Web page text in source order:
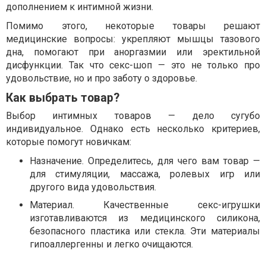
дополнением к интимной жизни.
Помимо этого, некоторые товары решают
медицинские вопросы: укрепляют мышцы тазового
дна, помогают при аноргазмии или эректильной
дисфункции. Так что секс-шоп — это не только про
удовольствие, но и про заботу о здоровье.
Как выбрать товар?
Выбор интимных товаров — дело сугубо
индивидуальное. Однако есть несколько критериев,
которые помогут новичкам:
Назначение. Определитесь, для чего вам товар —
для стимуляции, массажа, ролевых игр или
другого вида удовольствия.
Материал. Качественные секс-игрушки
изготавливаются из медицинского силикона,
безопасного пластика или стекла. Эти материалы
гипоаллергенны и легко очищаются.